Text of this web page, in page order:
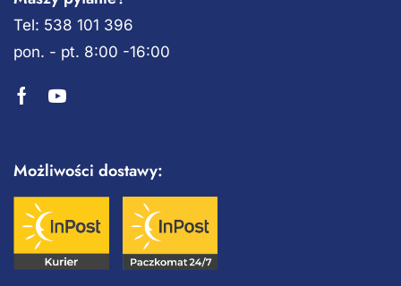
Tel: 538 101 396
pon. - pt. 8:00 -16:00
Możliwości dostawy: